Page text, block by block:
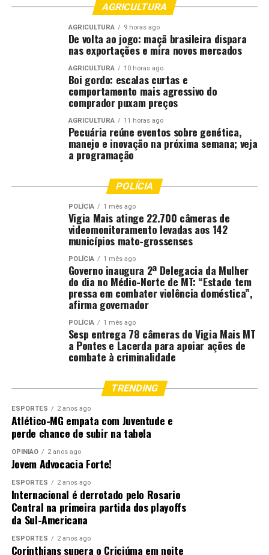
AGRICULTURA
AGRICULTURA 9 horas ago
De volta ao jogo: maçã brasileira dispara
nas exportações e mira novos mercados
AGRICULTURA 10 horas ago
Boi gordo: escalas curtas e
comportamento mais agressivo do
comprador puxam preços
AGRICULTURA 11 horas ago
Pecuária reúne eventos sobre genética,
manejo e inovação na próxima semana; veja
a programação
POLÍCIA
POLÍCIA 1 mês ago
Vigia Mais atinge 22.700 câmeras de
videomonitoramento levadas aos 142
municípios mato-grossenses
POLÍCIA 1 mês ago
Governo inaugura 2ª Delegacia da Mulher
do dia no Médio-Norte de MT: “Estado tem
pressa em combater violência doméstica”,
afirma governador
POLÍCIA 1 mês ago
Sesp entrega 78 câmeras do Vigia Mais MT
a Pontes e Lacerda para apoiar ações de
combate à criminalidade
TRENDING
ESPORTES 2 anos ago
Atlético-MG empata com Juventude e
perde chance de subir na tabela
OPINIÃO 2 anos ago
Jovem Advocacia Forte!
ESPORTES 2 anos ago
Internacional é derrotado pelo Rosario
Central na primeira partida dos playoffs
da Sul-Americana
ESPORTES 2 anos ago
Corinthians supera o Criciúma em noite